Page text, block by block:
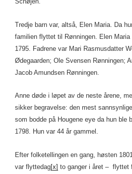
Tredje barn var, altså, Elen Maria. Da
familien flyttet til Rønningen. Elen Maria
1795. Fadrene var Mari Rasmusdatter
Ødegaarden; Ole Svensen Rønningen;
Jacob Amundsen Rønningen.
Anne døde i løpet av de neste årene,
sikker begravelse: den mest
som bodde på Hougene eye da hun ble
1798. Hun var 44 år gammel.
Efter folketellingen en gang, høsten
var flyttedag[x] to ganger i året – flyttet